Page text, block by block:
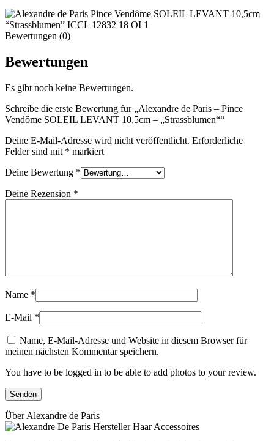
Bewertungen (0)
Bewertungen
Es gibt noch keine Bewertungen.
Schreibe die erste Bewertung für „Alexandre de Paris – Pince
Vendôme SOLEIL LEVANT 10,5cm – „Strassblumen““
Deine E-Mail-Adresse wird nicht veröffentlicht. Erforderliche
Felder sind mit * markiert
Deine Bewertung *
Deine Rezension *
Name *
E-Mail *
Name, E-Mail-Adresse und Website in diesem Browser für
meinen nächsten Kommentar speichern.
You have to be logged in to be able to add photos to your review.
Über Alexandre de Paris